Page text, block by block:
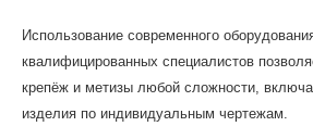
Использование современного
квалифицированных специалистов
крепёж и метизы любой сложности,
изделия по индивидуальным чертежам.